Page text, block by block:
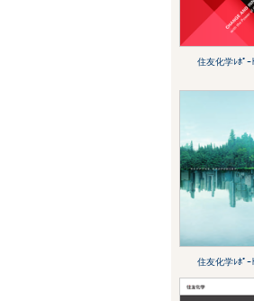
住友化学ﾚﾎﾟｰ
住友化学ﾚﾎﾟｰ